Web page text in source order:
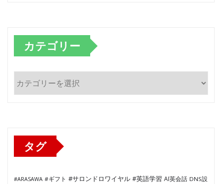
カテゴリー
テ
タグ
#ARASAWA #ギフト #サロンドロワイヤル #英語学習 AI英会話 DNS設